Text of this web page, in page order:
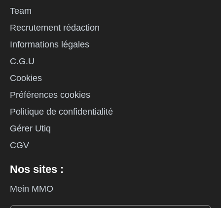
Team
Recrutement rédaction
Informations légales
C.G.U
Cookies
Préférences cookies
Politique de confidentialité
Gérer Utiq
CGV
Nos sites :
Mein MMO